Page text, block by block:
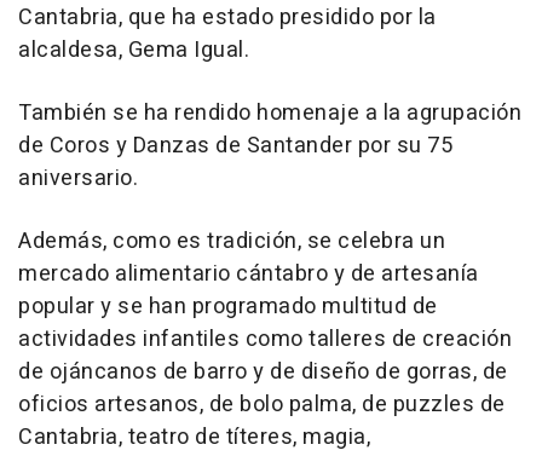
Cantabria, que ha estado presidido por la
alcaldesa, Gema Igual.
También se ha rendido homenaje a la agrupación
de Coros y Danzas de Santander por su 75
aniversario.
Además, como es tradición, se celebra un
mercado alimentario cántabro y de artesanía
popular y se han programado multitud de
actividades infantiles como talleres de creación
de ojáncanos de barro y de diseño de gorras, de
oficios artesanos, de bolo palma, de puzzles de
Cantabria, teatro de títeres, magia,